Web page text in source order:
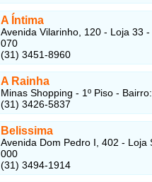
A Íntima
Avenida Vilarinho, 120 - Loja 33
070
(31) 3451-8960
A Rainha
Minas Shopping - 1º Piso -
(31) 3426-5837
Belissima
Avenida Dom Pedro I, 402 - Loja
000
(31) 3494-1914